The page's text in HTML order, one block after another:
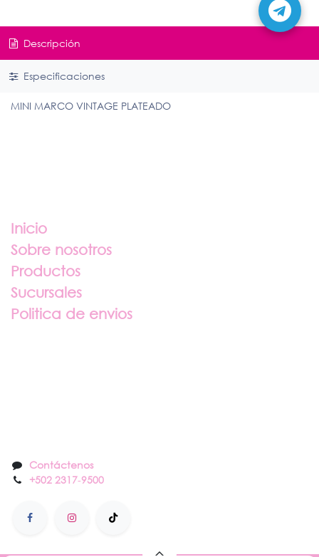
Descripción
Especificaciones
MINI MARCO VINTAGE PLATEADO
Inicio
Sobre nosotros
Productos
Sucursales
Politica de envios
Contáctenos
+502 2317-9500